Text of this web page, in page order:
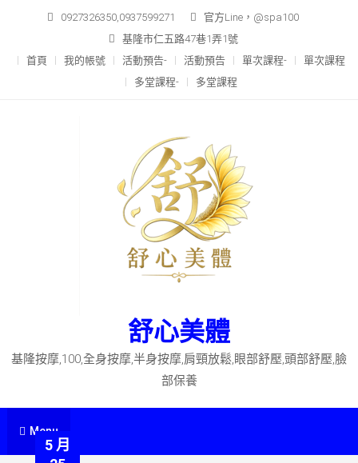
content
0927326350,0937599271
官方Line，@spa100
基隆市仁五路47巷1弄1號
首頁
我的帳號 活動預告- 活動預告 單次課程-
單次課程
多堂課程-
多堂課程
舒心美體
基隆按摩,100,全身按摩,半身按摩,肩頸放鬆,眼部舒壓,頭部舒壓,臉
部保養
Menu
5 月